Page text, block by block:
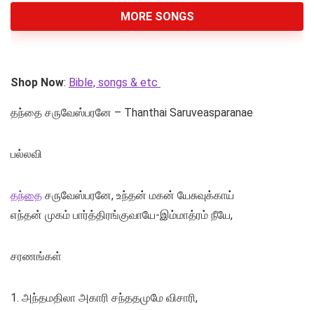
MORE SONGS
Shop Now: Bible, songs & etc
தந்தை சருவேஸ்பரனே – Thanthai Saruveasparanae
பல்லவி
தந்தை சருவேஸ்பரனே, உந்தன் மகன் யேசுவுக்காய்
எந்தன் முகம் பார்த்திரங்குவாயே-இம்மாத்ரம் நீயே,
சரணங்கள்
1. அந்தமதிலா அகாரி சந்ததமுமே விசாரி,